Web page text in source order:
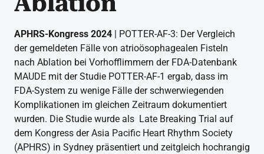
APHRS-Kongress 2024 | POTTER-AF-3: Der Vergleich
der gemeldeten Fälle von atrioösophagealen Fisteln
nach Ablation bei Vorhofflimmern der FDA-Datenbank
MAUDE mit der Studie POTTER-AF-1 ergab, dass im
FDA-System zu wenige Fälle der schwerwiegenden
Komplikationen im gleichen Zeitraum dokumentiert
wurden. Die Studie wurde als Late Breaking Trial auf
dem Kongress der Asia Pacific Heart Rhythm Society
(APHRS) in Sydney präsentiert und zeitgleich hochrangig